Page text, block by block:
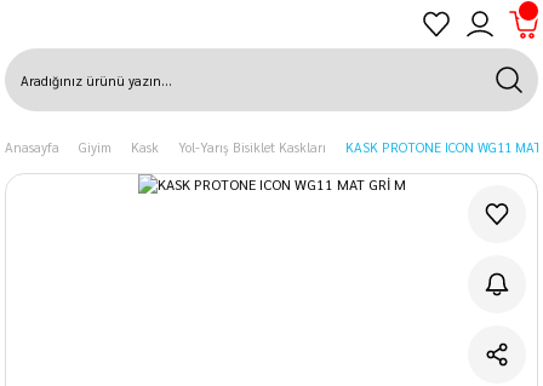
Anasayfa Giyim Kask Yol-Yarış Bisiklet Kaskları KASK PROTONE ICON WG11